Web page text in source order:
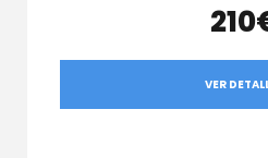
VER